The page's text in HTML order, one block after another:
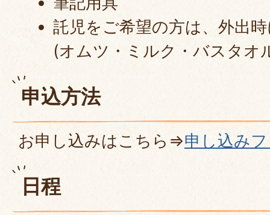
託児をご希望の方は、外出
(オムツ・ミルク・バスタオ
申込方法
お申し込みはこちら⇒申し込み
日程